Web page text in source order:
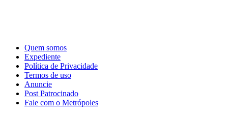
Quem somos
Expediente
Política de Privacidade
Termos de uso
Anuncie
Post Patrocinado
Fale com o Metrópoles